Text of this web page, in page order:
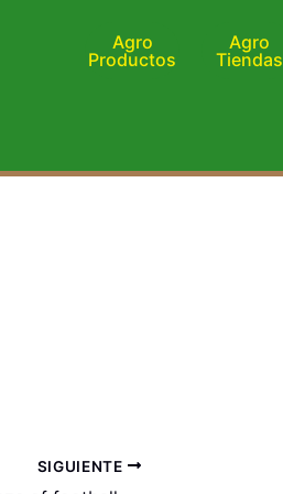
Agro
Productos
Agro
Tiendas
SIGUIENTE